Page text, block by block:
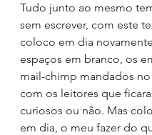
Tudo junto ao mesmo
sem escrever, com este
coloco em dia
espaços em branco, os
mail-chimp mandados no
com os leitores que
curiosos ou não. Mas
em dia, o meu fazer do